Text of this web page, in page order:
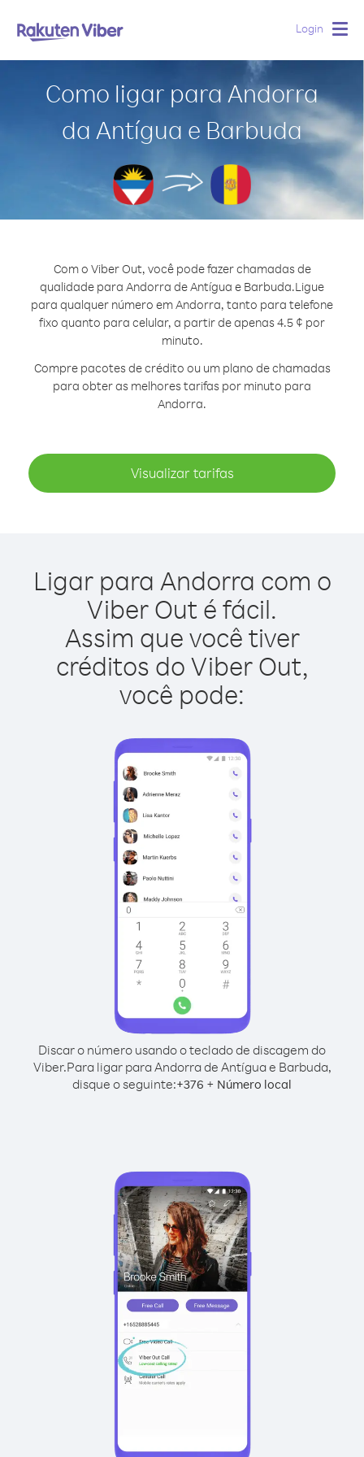
Login
Como ligar para Andorra
da Antígua e Barbuda
Com o Viber Out, você pode fazer chamadas de
qualidade para Andorra de Antígua e Barbuda.Ligue
para qualquer número em Andorra, tanto para telefone
fixo quanto para celular, a partir de apenas 4.5 ¢ por
minuto.
Compre pacotes de crédito ou um plano de chamadas
para obter as melhores tarifas por minuto para
Andorra.
Visualizar tarifas
Ligar para Andorra com o
Viber Out é fácil.
Assim que você tiver
créditos do Viber Out,
você pode:
Discar o número usando o teclado de discagem do
Viber.Para ligar para Andorra de Antígua e Barbuda,
disque o seguinte:+376 + Número local